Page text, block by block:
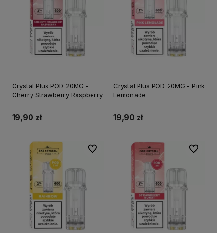
Crystal Plus POD 20MG -
Cherry Strawberry Raspberry
19,90 zł
Crystal Plus POD 20MG - Pink
Lemonade
19,90 zł
Do ulubionych Do